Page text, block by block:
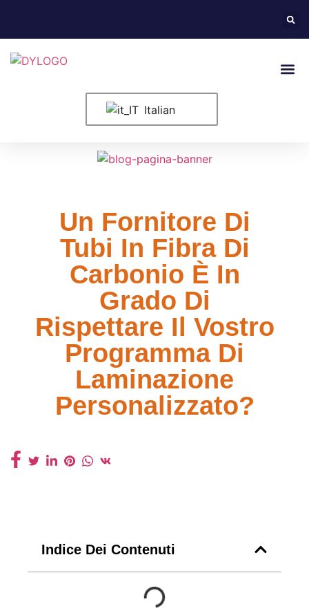
Italian
Un Fornitore Di
Tubi In Fibra Di
Carbonio È In
Grado Di
Rispettare Il Vostro
Programma Di
Laminazione
Personalizzato?
Indice Dei Contenuti